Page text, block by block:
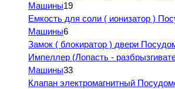
Машины19
Емкость для соли ( ионизатор )
Машины6
Замок ( блокиратор ) двери
Импеллер (Лопасть -
Машины33
Клапан электромагнитный